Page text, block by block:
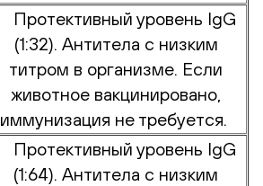
Протективный уровень IgG
(1:32). Антитела с низким
титром в организме. Если
животное вакцинировано,
иммунизация не требуется.
Протективный уровень IgG
(1:64). Антитела с низким